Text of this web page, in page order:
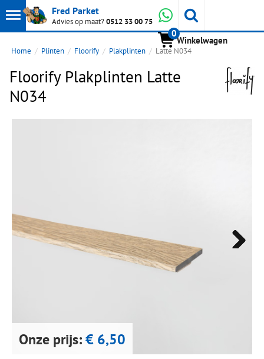
Toon
hoofdmenu
Fred Parket
Advies op maat?0512 33 00 75 Whatsapp
0
Winkelwagen
Home Plinten Floorify Plakplinten Latte N034
Floorify Plakplinten Latte
N034
Onze prijs:€ 6,50